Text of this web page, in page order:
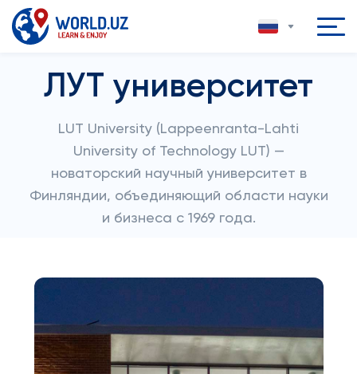
ЛУТ университет
LUT University (Lappeenranta-Lahti
University of Technology LUT) —
новаторский научный университет в
Финляндии, объединяющий области науки
и бизнеса с 1969 года.